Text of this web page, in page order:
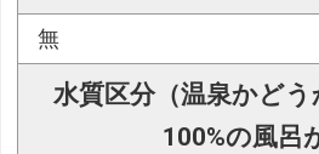
無
水質区分（温泉かど
100%の風呂